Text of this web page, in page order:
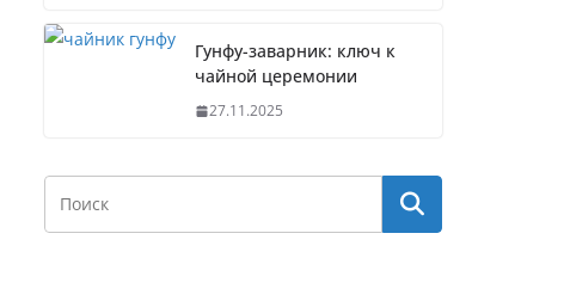
Гунфу-заварник: ключ к
чайной церемонии
27.11.2025